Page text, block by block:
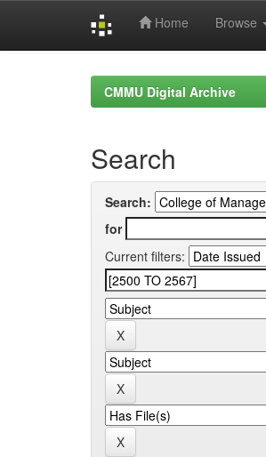
Home Browse
CMMU Digital Archive
Search
Search:
for
Current filters: